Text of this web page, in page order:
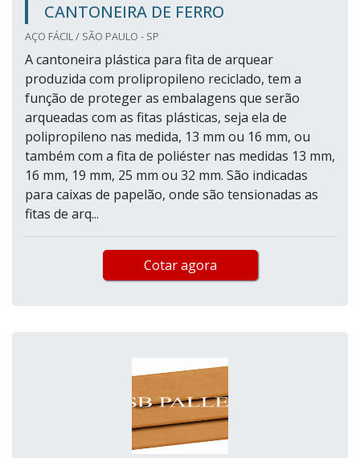
CANTONEIRA DE FERRO
AÇO FÁCIL / SÃO PAULO - SP
A cantoneira plástica para fita de arquear
produzida com prolipropileno reciclado, tem a
função de proteger as embalagens que serão
arqueadas com as fitas plásticas, seja ela de
polipropileno nas medida, 13 mm ou 16 mm, ou
também com a fita de poliéster nas medidas 13 mm,
16 mm, 19 mm, 25 mm ou 32 mm. São indicadas
para caixas de papelão, onde são tensionadas as
fitas de arq...
Cotar agora